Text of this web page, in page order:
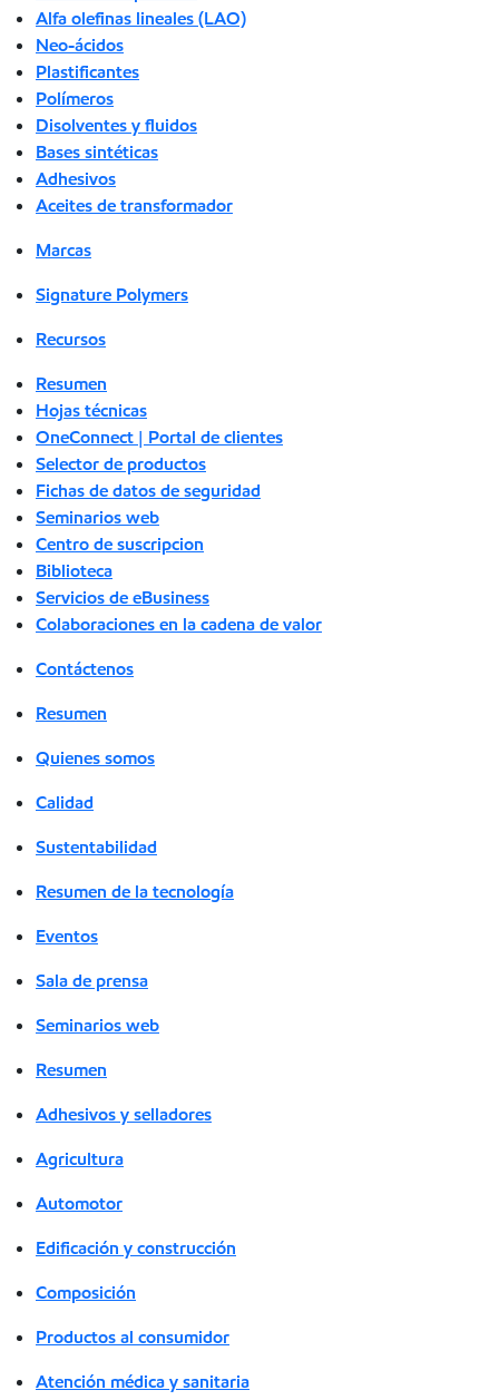
Alfa olefinas lineales (LAO)
Neo-ácidos
Plastificantes
Polímeros
Disolventes y fluidos
Bases sintéticas
Adhesivos
Aceites de transformador
Marcas
Signature Polymers
Recursos
Resumen
Hojas técnicas
OneConnect | Portal de clientes
Selector de productos
Fichas de datos de seguridad
Seminarios web
Centro de suscripcion
Biblioteca
Servicios de eBusiness
Colaboraciones en la cadena de valor
Contáctenos
Resumen
Quienes somos
Calidad
Sustentabilidad
Resumen de la tecnología
Eventos
Sala de prensa
Seminarios web
Resumen
Adhesivos y selladores
Agricultura
Automotor
Edificación y construcción
Composición
Productos al consumidor
Atención médica y sanitaria